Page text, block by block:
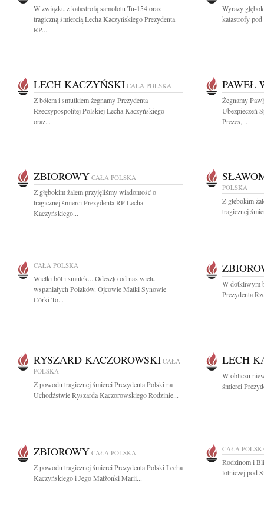
W związku z katastrofą samolotu Tu-154 oraz
tragiczną śmiercią Lecha Kaczyńskiego Prezydenta
RP...
Wyrazy
katastrofy pod
LECH KACZYŃSKI CAŁA POLSKA
Z bólem i smutkiem żegnamy Prezydenta
Rzeczypospolitej Polskiej Lecha Kaczyńskiego
oraz...
PAWEŁ
Żegnamy
Ubezpieczeń
Prezes,...
ZBIOROWY CAŁA POLSKA
Z głębokim żalem przyjęliśmy wiadomość o
tragicznej śmierci Prezydenta RP Lecha
Kaczyńskiego...
POLSKA
Z głębokim
tragicznej
CAŁA POLSKA
Wielki ból i smutek... Odeszło od nas wielu
wspaniałych Polaków. Ojcowie Matki Synowie
Córki To...
W dotkliwym
Prezydenta
RYSZARD KACZOROWSKI CAŁA
POLSKA
Z powodu tragicznej śmierci Prezydenta Polski na
Uchodźstwie Ryszarda Kaczorowskiego Rodzinie...
LECH
W obliczu
śmierci
ZBIOROWY CAŁA POLSKA
Z powodu tragicznej śmierci Prezydenta Polski Lecha
Kaczyńskiego i Jego Małżonki Marii...
CAŁA
Rodzinom i
lotniczej pod